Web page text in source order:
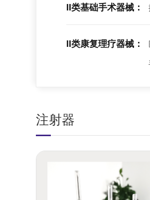
II类基础手术器械：
II类康复理疗器械：
注射器